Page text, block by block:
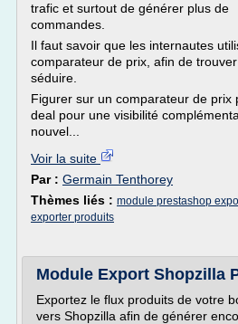
trafic et surtout de générer plus de
commandes.
Il faut savoir que les internautes
comparateur de prix, afin de
séduire.
Figurer sur un comparateur de prix
deal pour une visibilité
nouvel...
Voir la suite
Par : Germain Tenthorey
Thèmes liés : module prestashop
exporter produits
Module Export Shopzilla
Exportez le flux produits de votre
vers Shopzilla afin de générer